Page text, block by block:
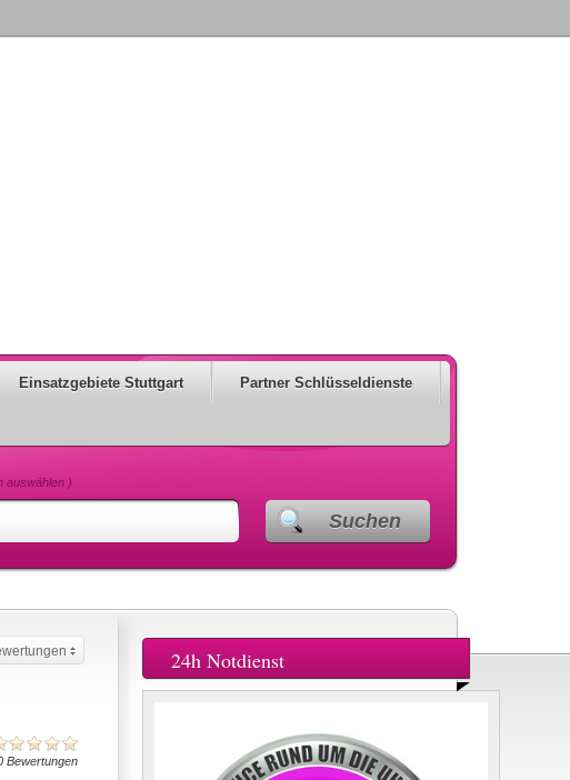
Einsatzgebiete Stuttgart Partner Schlüsseldienste
auswählen )
Suchen
0 Bewertungen
24h Notdienst